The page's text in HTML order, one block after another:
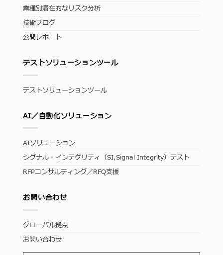
業種別潜在的なリスク分析
技術ブログ
公開レポート
テストソリューションツール
テストソリューションツール
AI／自動化ソリューション
AIソリューション
シグナル・インテグリティ（SI,Signal Integrity）テスト
RFPコンサルティング／RFQ支援
お問い合わせ
グローバル拠点
お問い合わせ